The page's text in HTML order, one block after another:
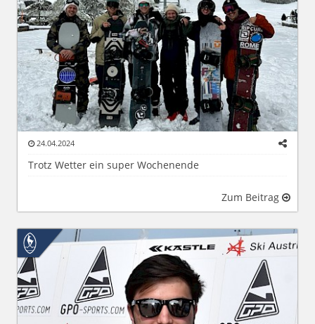
24.04.2024
Trotz Wetter ein super Wochenende
Zum Beitrag